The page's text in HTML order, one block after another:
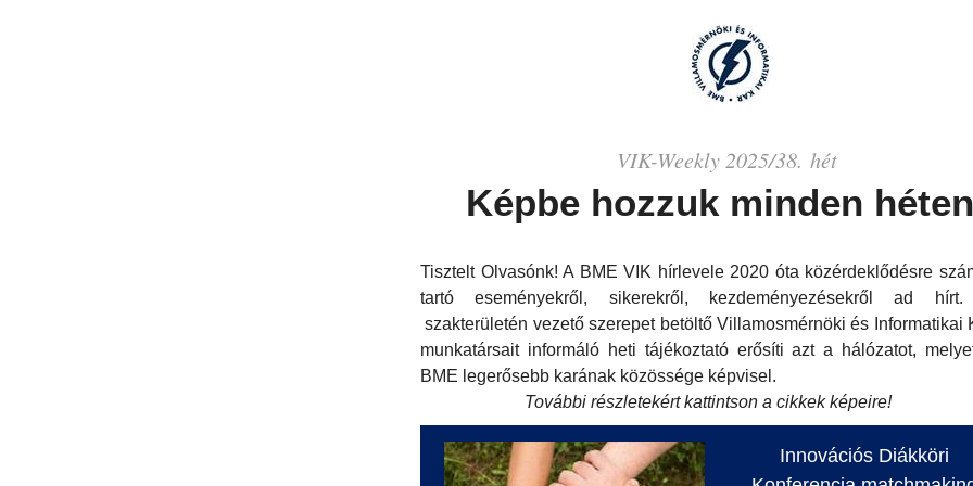
VIK-Weekly2025/38. hét
Képbe hozzuk minden
Tisztelt Olvasónk! A BME VIK hírlevele 2020 óta közérdeklődésre
tartó eseményekről, sikerekről, kezdeményezésekről ad hírt.
szakterületén vezető szerepet betöltő Villamosmérnöki és Informatikai
munkatársait informáló heti tájékoztató erősíti azt a hálózatot,
BME legerősebb karának közössége képvisel.
További részletekért kattintson a cikkek képeire!
Innovációs Diákköri